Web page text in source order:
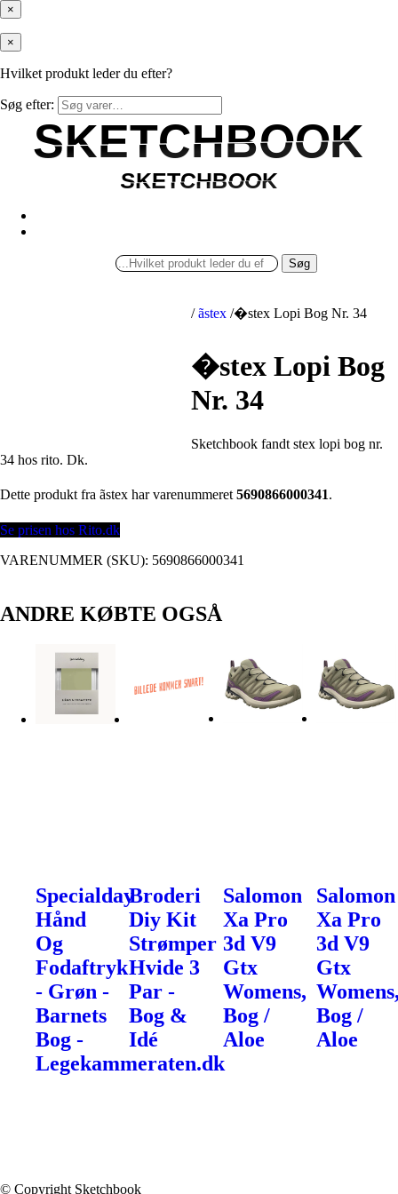
×
×
Hvilket produkt leder du efter?
Søg efter:
SKETCHBOOK
SKETCHBOOK
SKETCHBOOK
SKETCHBOOK
Søg
/ ãstex /�stex Lopi Bog Nr. 34
�stex Lopi Bog
Nr. 34
Sketchbook fandt stex lopi bog nr.
34 hos rito. Dk.
Dette produkt fra ãstex har varenummeret 5690866000341.
Se prisen hos Rito.dk
VARENUMMER (SKU): 5690866000341
ANDRE KØBTE OGSÅ
Specialday
Hånd
Og
Fodaftryk
- Grøn -
Barnets
Bog -
Legekammeraten.dk
Broderi
Diy Kit
Strømper
Hvide 3
Par -
Bog &
Idé
Salomon
Xa Pro
3d V9
Gtx
Womens,
Bog /
Aloe
Salomon
Xa Pro
3d V9
Gtx
Bog /
Aloe
© Copyright Sketchbook